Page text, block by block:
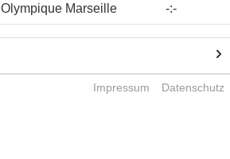
Olympique Marseille -:-
Impressum Datenschutz